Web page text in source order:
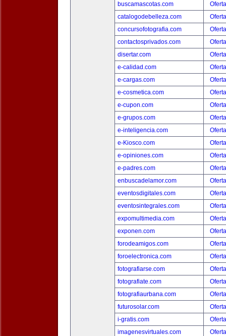
buscamascotas.com
catalogodebelleza.com
concursofotografia.com
contactosprivados.com
disertar.com
e-calidad.com
e-cargas.com
e-cosmetica.com
e-cupon.com
e-grupos.com
e-inteligencia.com
e-Kiosco.com
e-opiniones.com
e-padres.com
enbuscadelamor.com
eventosdigitales.com
eventosintegrales.com
expomultimedia.com
exponen.com
forodeamigos.com
foroelectronica.com
fotografiarse.com
fotografiate.com
fotografiaurbana.com
futurosolar.com
i-gratis.com
imagenesvirtuales.com